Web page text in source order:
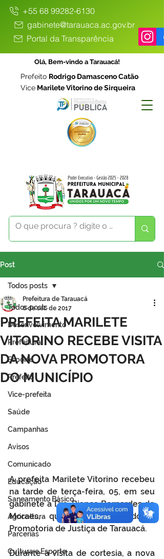
+55 68 99282-6130
gabinete@tarauaca.ac.gov.br
Portal da Transparência
Olá, Bem-vindo a Tarauacá!
Prefeito Rodrigo Damasceno Catão
Vice Marilete Vitorino de Sirqueira
Post
Todos posts
Desenvolvimento
Prefeitura
Esporte
Prefeito
Vice-prefeita
Saúde
Campanhas
Avisos
Comunicado
Educação
Saneamento Básico
Agricultura
Parcerias
Cultura e Esporte
Todos posts
PREFEITA MARILETE
VITORINO RECEBE VISITA
DA NOVA PROMOTORA
DO MUNICÍPIO
Prefeitura de Tarauacá
6 de set. de 2017
A prefeita Marilete Vitorino recebeu
na tarde de terça-feira, 05, em seu
gabinete a Dra. Bianca Bernardes de
Moraes, que está assumindo a
Promotoria de Justiça de Tarauacá.
Durante a visita de cortesia, a nova